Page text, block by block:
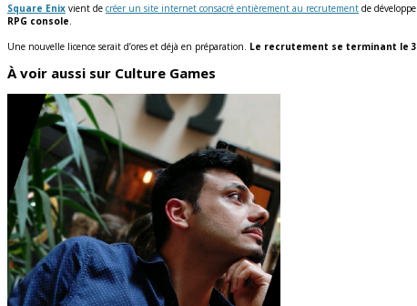
Square Enix vient de créer un site internet consacré entièrement au recrutement de
RPG console.
Une nouvelle licence serait d’ores et déjà en préparation. Le recrutement se terminant le
À voir aussi sur Culture Games